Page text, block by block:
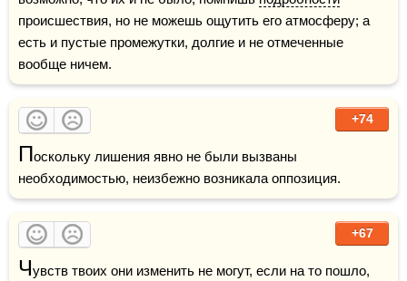
происшествия, но не можешь ощутить его атмосферу; а
есть и пустые промежутки, долгие и не отмеченные
вообще ничем.
+74
Поскольку лишения явно не были вызваны
необходимостью, неизбежно возникала оппозиция.
+67
Чувств твоих они изменить не могут, если на то пошло,